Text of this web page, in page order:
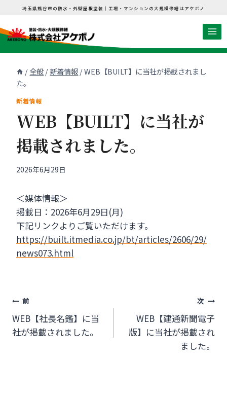
を
埼玉県熊谷市の防水・外壁屋根塗装｜工場・マンションの大規模修繕はアケボノ
/全般/新着情報/WEB【BUILT】に当社が掲載されまし
た。
新着情報
WEB【BUILT】に当社が
掲載されました。
2026年6月29日
＜媒体情報＞
掲載日：2026年6月29日(月)
下記リンクよりご覧いただけます。
https://built.itmedia.co.jp/bt/articles/2606/29/
news073.html
投
稿
前
WEB【社長名鑑】に当
社が掲載されました。
次
WEB【建通新聞電子
版】に当社が掲載され
ました。